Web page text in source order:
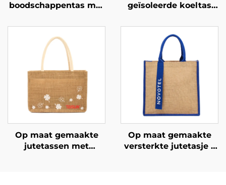
boodschappentas met
– Ambachtelijke
vormgeving geworteld
in lokale geschiedenis
geïsoleerde koeltas
met leren handvatten
– stijlvolle thermotas
met vogel- en
bloemprint
Op maat gemaakte
jutetassen met
Op maat gemaakte
versterkte jutetasje –